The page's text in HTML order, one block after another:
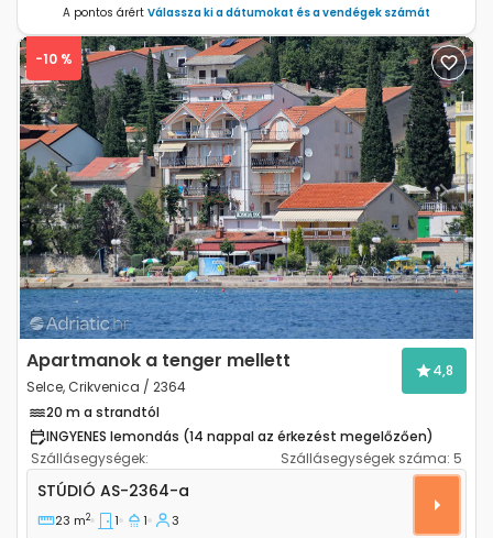
A pontos árért Válassza ki a dátumokat és a vendégek számát
Previous Next
-10 %
Apartmanok a tenger mellett
Selce, Crikvenica / 2364
4,8
20 m a strandtól
INGYENES lemondás (14 nappal az érkezést megelőzően)
Szállásegységek:
Szállásegységek száma: 5
Stúdió apartman Selce, Crikvenica AS-2364-a
STÚDIÓ AS-2364-a
23 m2 1 1 3